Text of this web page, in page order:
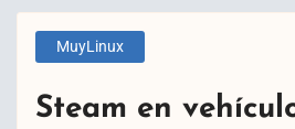
MuyLinux
Steam en